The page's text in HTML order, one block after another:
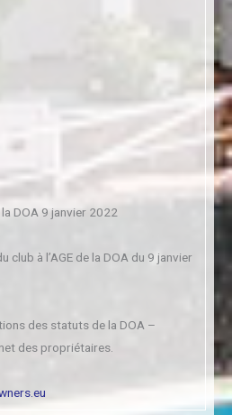
DOA 9 janvier 2022
club à l’AGE de la DOA du 9 janvier
des statuts de la DOA –
des propriétaires.